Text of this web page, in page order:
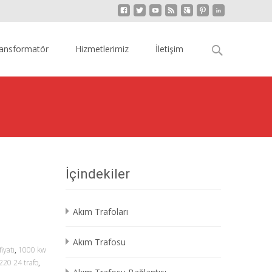
Hizmetlerimiz İletişim Arama:
, 1000 kw
220 24 trafo,
İçindekiler
Akım Trafoları
Akım Trafosu